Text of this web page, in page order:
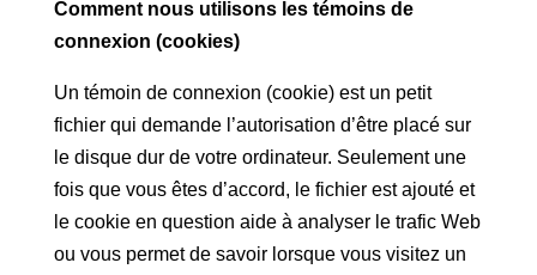
Comment nous utilisons les témoins de
connexion (cookies)
Un témoin de connexion (cookie) est un petit
fichier qui demande l’autorisation d’être placé sur
le disque dur de votre ordinateur. Seulement une
fois que vous êtes d’accord, le fichier est ajouté et
le cookie en question aide à analyser le trafic Web
ou vous permet de savoir lorsque vous visitez un